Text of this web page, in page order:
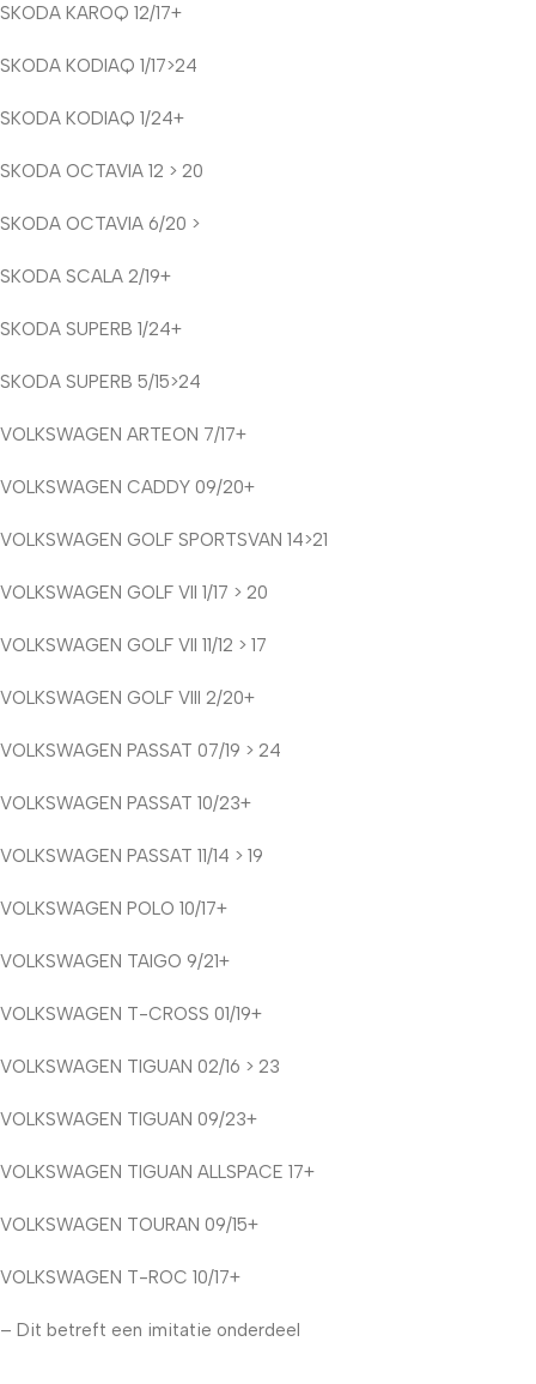
SKODA KAROQ 12/17+
SKODA KODIAQ 1/17>24
SKODA KODIAQ 1/24+
SKODA OCTAVIA 12 > 20
SKODA OCTAVIA 6/20 >
SKODA SCALA 2/19+
SKODA SUPERB 1/24+
SKODA SUPERB 5/15>24
VOLKSWAGEN ARTEON 7/17+
VOLKSWAGEN CADDY 09/20+
VOLKSWAGEN GOLF SPORTSVAN 14>21
VOLKSWAGEN GOLF VII 1/17 > 20
VOLKSWAGEN GOLF VII 11/12 > 17
VOLKSWAGEN GOLF VIII 2/20+
VOLKSWAGEN PASSAT 07/19 > 24
VOLKSWAGEN PASSAT 10/23+
VOLKSWAGEN PASSAT 11/14 > 19
VOLKSWAGEN POLO 10/17+
VOLKSWAGEN TAIGO 9/21+
VOLKSWAGEN T-CROSS 01/19+
VOLKSWAGEN TIGUAN 02/16 > 23
VOLKSWAGEN TIGUAN 09/23+
VOLKSWAGEN TIGUAN ALLSPACE 17+
VOLKSWAGEN TOURAN 09/15+
VOLKSWAGEN T-ROC 10/17+
– Dit betreft een imitatie onderdeel